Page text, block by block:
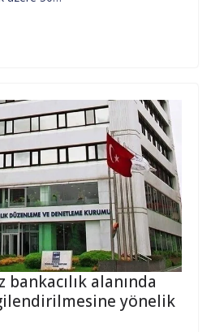
bankacılık alanında
yönelik